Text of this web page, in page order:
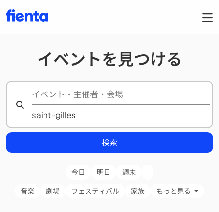
イベントを見つける
検索
今日 明日 週末
音楽 劇場 フェスティバル 家族 もっと見る